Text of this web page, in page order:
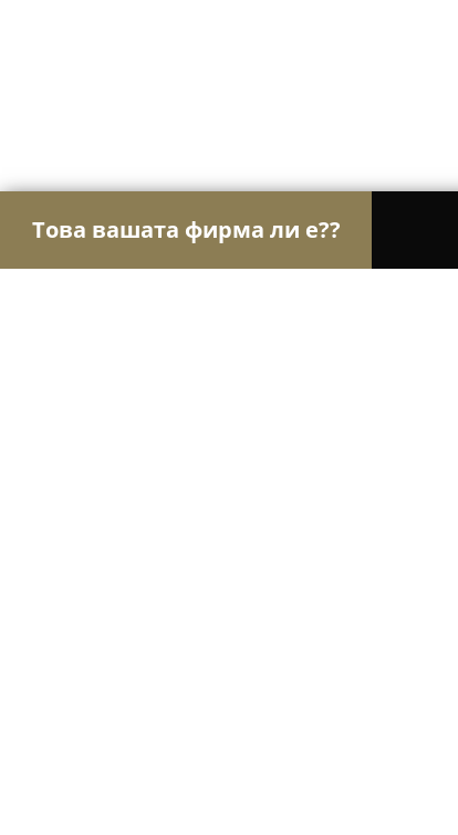
Това вашата фирма ли е??